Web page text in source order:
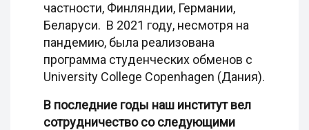
частности, Финляндии, Германии,
Беларуси. В 2021 году, несмотря на
пандемию, была реализована
программа студенческих обменов с
University College Copenhagen (Дания).
В последние годы наш институт вел
сотрудничество со следующими